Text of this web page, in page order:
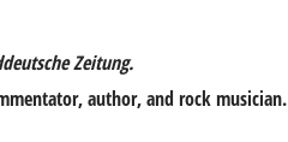
Zeitung.
author, and rock musician.